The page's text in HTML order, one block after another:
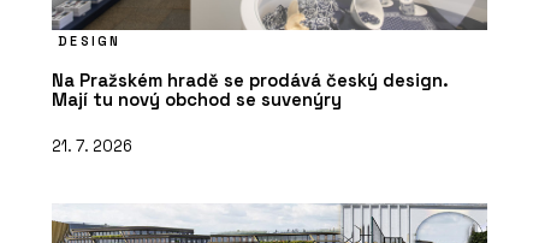
DESIGN
Na Pražském hradě se prodává český design.
Mají tu nový obchod se suvenýry
21. 7. 2026